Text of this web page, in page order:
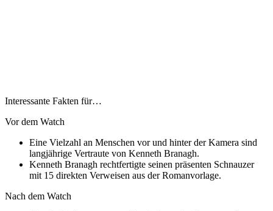
Interessante Fakten für…
Vor dem Watch
Eine Vielzahl an Menschen vor und hinter der Kamera sind
langjährige Vertraute von Kenneth Branagh.
Kenneth Branagh rechtfertigte seinen präsenten Schnauzer
mit 15 direkten Verweisen aus der Romanvorlage.
Nach dem Watch